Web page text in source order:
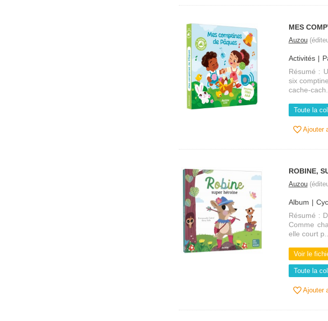
MES
Auzou
Activités
Résumé :
six
cache-
Toute la
Ajouter
ROBINE,
Auzou
Album
Résumé :
Comme
elle court
Voir le
Toute la
Ajouter